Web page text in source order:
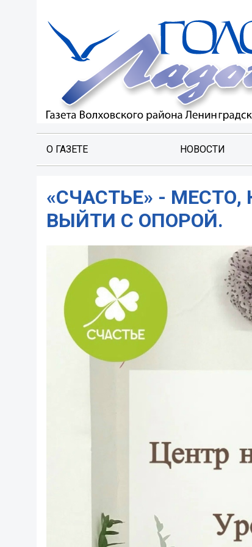
О ГАЗЕТЕ НОВОСТИ
«СЧАСТЬЕ» -
ВЫЙТИ С ОПОРОЙ.